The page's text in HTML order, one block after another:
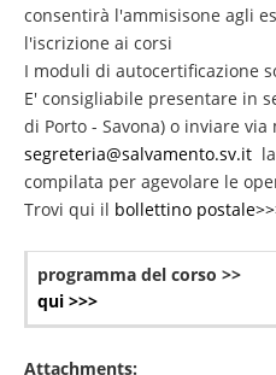
consentirà l'ammisisone agli
l'iscrizione ai corsi
I moduli di autocertificazione
E' consigliabile presentare in
di Porto - Savona) o inviare via
segreteria@salvamento.sv.it la
compilata per agevolare le
Trovi qui il bollettino
programma
qui >>>
Attachments: